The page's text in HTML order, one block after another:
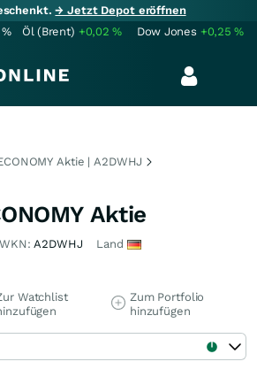
→ Jetzt Depot eröffnen
% Öl (Brent) +0,02% Dow Jones +0,25%
Aktie | A2DWHJ
Aktie
WKN:A2DWHJ Land
Watchlist
Zum Portfolio
hinzufügen